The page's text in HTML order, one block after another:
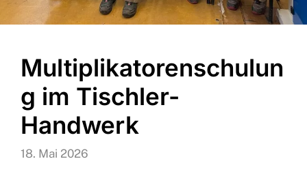
Multiplikatorenschulun
g im Tischler-
Handwerk
18. Mai 2026